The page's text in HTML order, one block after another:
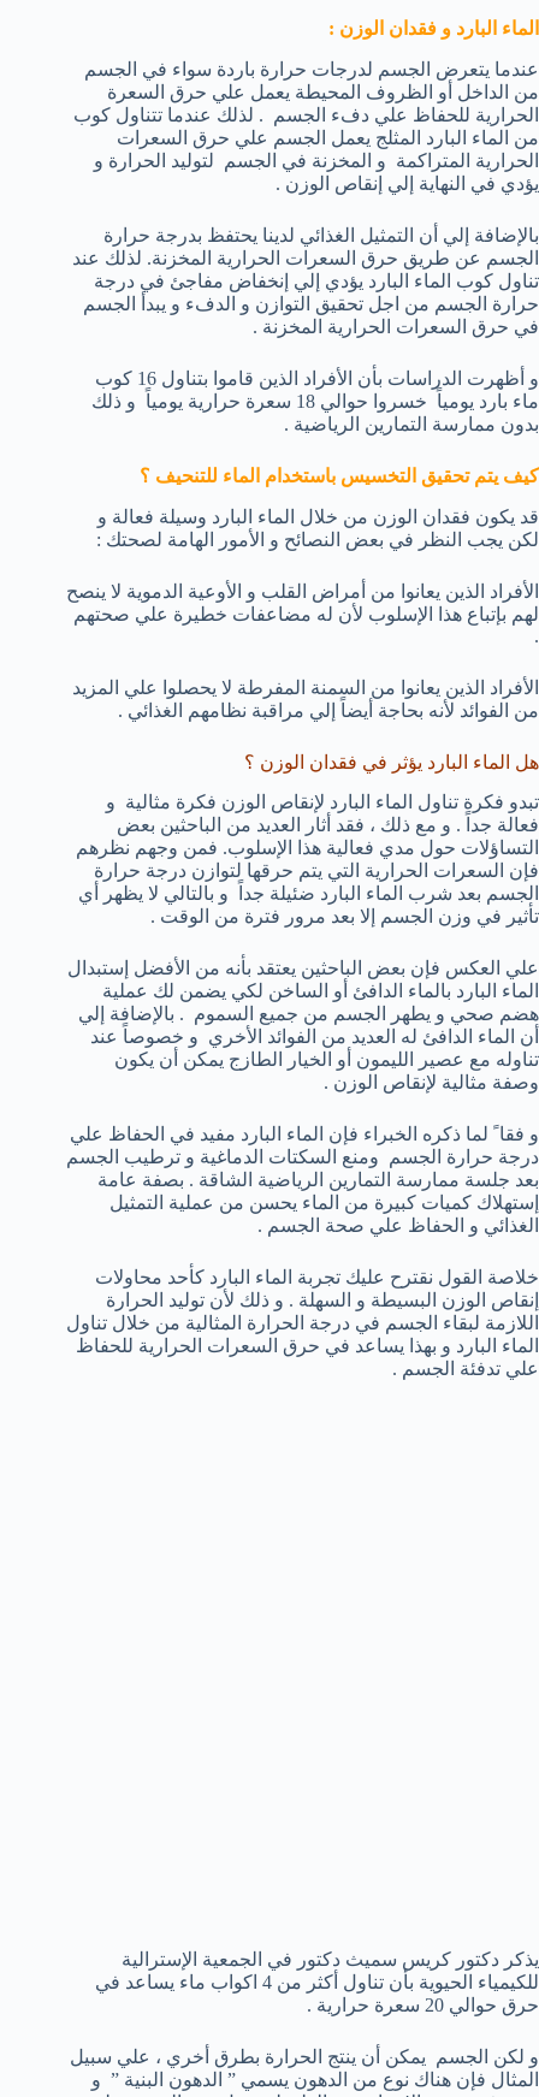
الماء البارد و فقدان الوزن :
عندما يتعرض الجسم لدرجات حرارة باردة سواء في الجسم
من الداخل أو الظروف المحيطة يعمل علي حرق السعرة
الحرارية للحفاظ علي دفء الجسم . لذلك عندما تتناول كوب
من الماء البارد المثلج يعمل الجسم علي حرق السعرات
الحرارية المتراكمة و المخزنة في الجسم لتوليد الحرارة و
يؤدي في النهاية إلي إنقاص الوزن .
بالإضافة إلي أن التمثيل الغذائي لدينا يحتفظ بدرجة حرارة
الجسم عن طريق حرق السعرات الحرارية المخزنة. لذلك عند
تناول كوب الماء البارد يؤدي إلي إنخفاض مفاجئ في درجة
حرارة الجسم من اجل تحقيق التوازن و الدفء و يبدأ الجسم
في حرق السعرات الحرارية المخزنة .
و أظهرت الدراسات بأن الأفراد الذين قاموا بتناول 16 كوب
ماء بارد يومياً خسروا حوالي 18 سعرة حرارية يومياً و ذلك
بدون ممارسة التمارين الرياضية .
كيف يتم تحقيق التخسيس باستخدام الماء للتنحيف ؟
قد يكون فقدان الوزن من خلال الماء البارد وسيلة فعالة و
لكن يجب النظر في بعض النصائح و الأمور الهامة لصحتك :
الأفراد الذين يعانوا من أمراض القلب و الأوعية الدموية لا ينصح
لهم بإتباع هذا الإسلوب لأن له مضاعفات خطيرة علي صحتهم
.
الأفراد الذين يعانوا من السمنة المفرطة لا يحصلوا علي المزيد
من الفوائد لأنه بحاجة أيضاً إلي مراقبة نظامهم الغذائي .
هل الماء البارد يؤثر في فقدان الوزن ؟
تبدو فكرة تناول الماء البارد لإنقاص الوزن فكرة مثالية و
فعالة جداً . و مع ذلك ، فقد أثار العديد من الباحثين بعض
التساؤلات حول مدي فعالية هذا الإسلوب. فمن وجهم نظرهم
فإن السعرات الحرارية التي يتم حرقها لتوازن درجة حرارة
الجسم بعد شرب الماء البارد ضئيلة جداً و بالتالي لا يظهر أي
تأثير في وزن الجسم إلا بعد مرور فترة من الوقت .
علي العكس فإن بعض الباحثين يعتقد بأنه من الأفضل إستبدال
الماء البارد بالماء الدافئ أو الساخن لكي يضمن لك عملية
هضم صحي و يطهر الجسم من جميع السموم . بالإضافة إلي
أن الماء الدافئ له العديد من الفوائد الأخري و خصوصاً عند
تناوله مع عصير الليمون أو الخيار الطازج يمكن أن يكون
وصفة مثالية لإنقاص الوزن .
و فقا ً لما ذكره الخبراء فإن الماء البارد مفيد في الحفاظ علي
درجة حرارة الجسم ومنع السكتات الدماغية و ترطيب الجسم
بعد جلسة ممارسة التمارين الرياضية الشاقة . بصفة عامة
إستهلاك كميات كبيرة من الماء يحسن من عملية التمثيل
الغذائي و الحفاظ علي صحة الجسم .
خلاصة القول نقترح عليك تجربة الماء البارد كأحد محاولات
إنقاص الوزن البسيطة و السهلة . و ذلك لأن توليد الحرارة
اللازمة لبقاء الجسم في درجة الحرارة المثالية من خلال تناول
الماء البارد و بهذا يساعد في حرق السعرات الحرارية للحفاظ
علي تدفئة الجسم .
يذكر دكتور كريس سميث دكتور في الجمعية الإسترالية
للكيمياء الحيوية بأن تناول أكثر من 4 اكواب ماء يساعد في
حرق حوالي 20 سعرة حرارية .
و لكن الجسم يمكن أن ينتج الحرارة بطرق أخري ، علي سبيل
المثال فإن هناك نوع من الدهون يسمي ” الدهون البنية ” و